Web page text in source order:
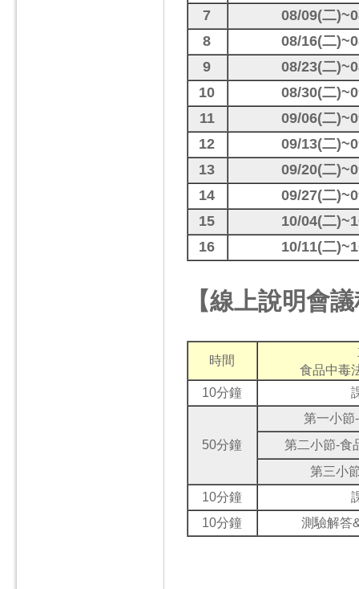
7
08/09(二
8
08/16(二
9
08/23(二
10
08/30(二
11
09/06(二
12
09/13(二
13
09/20(二
14
09/27(二
15
10/04(二
16
10/11(二
【線上說明會
時間
食品中毒
10分鐘
50分鐘
第一小節
第二小節-食
第三小
10分鐘
10分鐘
測驗解答